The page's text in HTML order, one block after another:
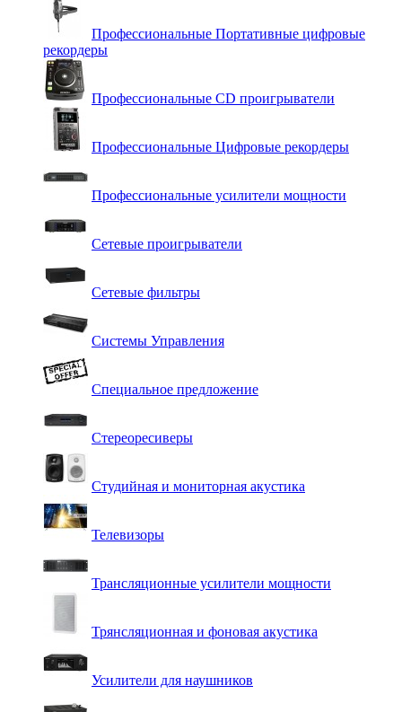
Профессиональные Портативные цифровые
рекордеры
Профессиональные СD проигрыватели
Профессиональные Цифровые рекордеры
Профессиональные усилители мощности
Сетевые проигрыватели
Сетевые фильтры
Системы Управления
Специальное предложение
Стереоресиверы
Студийная и мониторная акустика
Телевизоры
Трансляционные усилители мощности
Трянсляционная и фоновая акустика
Усилители для наушников